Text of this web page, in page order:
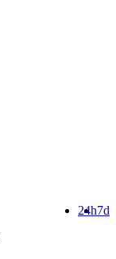
7d
24h